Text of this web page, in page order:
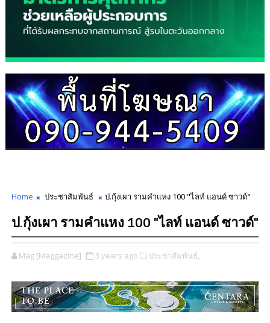
Home ประชาสัมพันธ์ ป.กุ้งเผา รามคำแหง 100 "ไลท์ แอนด์ ซาวด์"
ป.กุ้งเผา รามคำแหง 100 "ไลท์ แอนด์ ซาวด์"
Mag [Maggazine] 3 years ago ประชาสัมพันธ์,